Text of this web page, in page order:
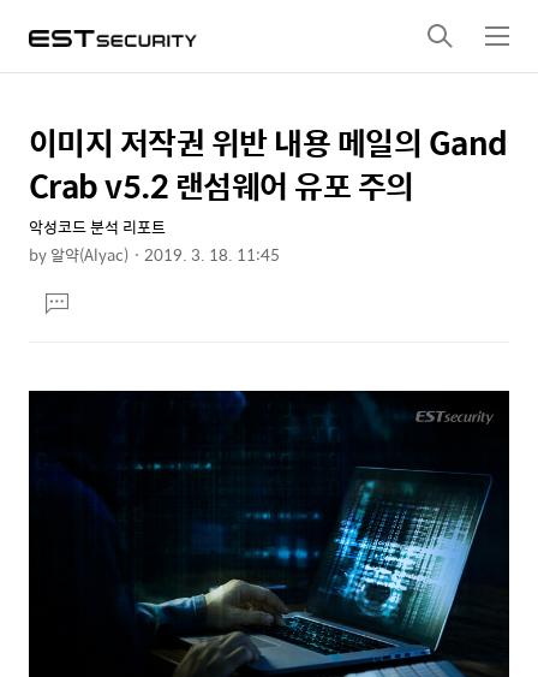
검
색
메
뉴
상
세
컨
텐
본
제
목
이미지 저작권 위반 내용 메일의 Gand
Crab v5.2 랜섬웨어 유포 주의
악성코드 분석 리포트
by알약(Alyac) 2019. 3. 18. 11:45
문댓
글